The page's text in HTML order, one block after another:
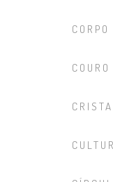
CORPO
COURO